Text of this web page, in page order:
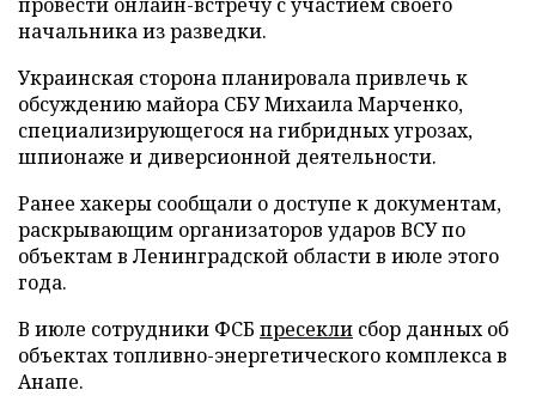
начальника из разведки.
Украинская сторона планировала привлечь к
обсуждению майора СБУ Михаила Марченко,
специализирующегося на гибридных угрозах,
шпионаже и диверсионной деятельности.
Ранее хакеры сообщали о доступе к документам,
раскрывающим организаторов ударов ВСУ по
объектам в Ленинградской области в июле этого
года.
В июле сотрудники ФСБ пресекли сбор данных об
объектах топливно-энергетического комплекса в
Анапе.